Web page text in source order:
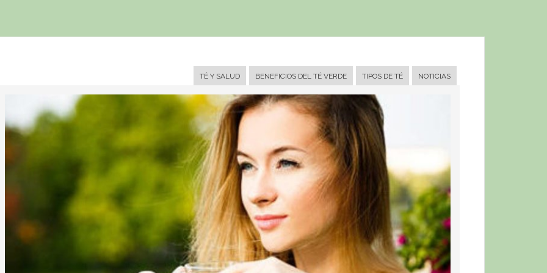
TÉ Y SALUD BENEFICIOS DEL TÉ VERDE TIPOS DE TÉ NOTICIAS